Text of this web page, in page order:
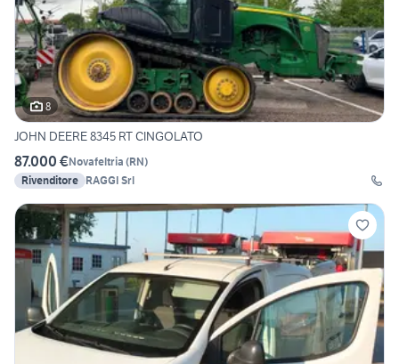
8
JOHN DEERE 8345 RT CINGOLATO
87.000 €Novafeltria (RN)
Rivenditore RAGGI Srl